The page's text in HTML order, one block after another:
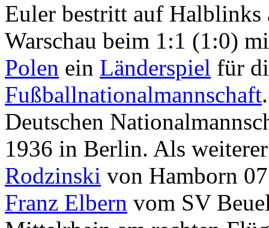
Euler bestritt auf
Warschau beim 1:1 (1:0)
Polen ein Länderspiel für
Fußballnationalmannschaft
Deutschen
1936 in Berlin. Als
Rodzinski von Hamborn
Franz Elbern vom SV